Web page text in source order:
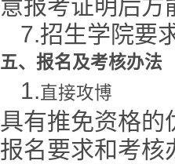
意报考证明后方
7.招生学院要
五、报名及考核办法
1.直接攻博
具有推免资格的
报名要求和考核